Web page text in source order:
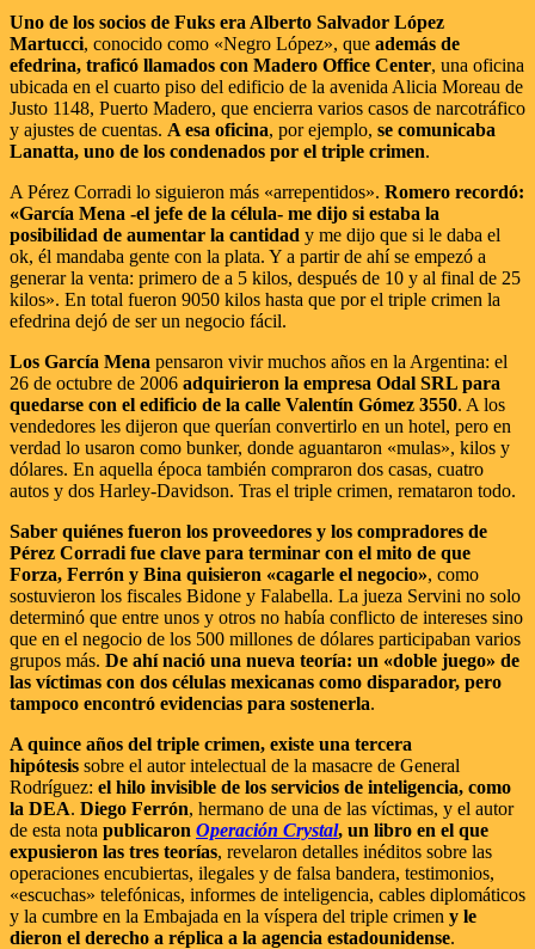
Uno de los socios de Fuks era Alberto Salvador López
Martucci, conocido como «Negro López», que además de
efedrina, traficó llamados con Madero Office Center, una oficina
ubicada en el cuarto piso del edificio de la avenida Alicia Moreau de
Justo 1148, Puerto Madero, que encierra varios casos de narcotráfico
y ajustes de cuentas. A esa oficina, por ejemplo, se comunicaba
Lanatta, uno de los condenados por el triple crimen.
A Pérez Corradi lo siguieron más «arrepentidos». Romero recordó:
«García Mena -el jefe de la célula- me dijo si estaba la
posibilidad de aumentar la cantidad y me dijo que si le daba el
ok, él mandaba gente con la plata. Y a partir de ahí se empezó a
generar la venta: primero de a 5 kilos, después de 10 y al final de 25
kilos». En total fueron 9050 kilos hasta que por el triple crimen la
efedrina dejó de ser un negocio fácil.
Los García Mena pensaron vivir muchos años en la Argentina: el
26 de octubre de 2006 adquirieron la empresa Odal SRL para
quedarse con el edificio de la calle Valentín Gómez 3550. A los
vendedores les dijeron que querían convertirlo en un hotel, pero en
verdad lo usaron como bunker, donde aguantaron «mulas», kilos y
dólares. En aquella época también compraron dos casas, cuatro
autos y dos Harley-Davidson. Tras el triple crimen, remataron todo.
Saber quiénes fueron los proveedores y los compradores de
Pérez Corradi fue clave para terminar con el mito de que
Forza, Ferrón y Bina quisieron «cagarle el negocio», como
sostuvieron los fiscales Bidone y Falabella. La jueza Servini no solo
determinó que entre unos y otros no había conflicto de intereses sino
que en el negocio de los 500 millones de dólares participaban varios
grupos más. De ahí nació una nueva teoría: un «doble juego» de
las víctimas con dos células mexicanas como disparador, pero
tampoco encontró evidencias para sostenerla.
A quince años del triple crimen, existe una tercera
hipótesis sobre el autor intelectual de la masacre de General
Rodríguez: el hilo invisible de los servicios de inteligencia, como
la DEA. Diego Ferrón, hermano de una de las víctimas, y el autor
de esta nota publicaron Operación Crystal, un libro en el que
expusieron las tres teorías, revelaron detalles inéditos sobre las
operaciones encubiertas, ilegales y de falsa bandera, testimonios,
«escuchas» telefónicas, informes de inteligencia, cables diplomáticos
y la cumbre en la Embajada en la víspera del triple crimen y le
dieron el derecho a réplica a la agencia estadounidense.